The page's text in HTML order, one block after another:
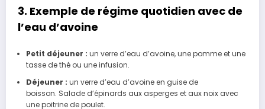
3. Exemple de régime quotidien avec de
l’eau d’avoine
Petit déjeuner : un verre d’eau d’avoine, une pomme et une
tasse de thé ou une infusion.
Déjeuner : un verre d’eau d’avoine en guise de
boisson. Salade d’épinards aux asperges et aux noix avec
une poitrine de poulet.